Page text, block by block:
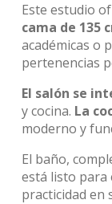
Este estudio
cama de 135
académicas o
pertenencias
El salón se
y cocina. La
moderno y
El baño,
está listo para
practicidad en